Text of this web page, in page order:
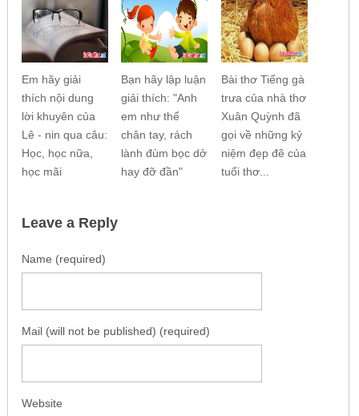
Em hãy giải
thích nội dung
lời khuyên của
Lê - nin qua câu:
Học, học nữa,
học mãi
Bạn hãy lập luận
giải thích: "Anh
em như thể
chân tay, rách
lành đùm bọc dở
hay đỡ đần"
Bài thơ Tiếng gà
trưa của nhà thơ
Xuân Quỳnh đã
gọi về những kỷ
niệm đẹp đẽ của
tuổi thơ...
Leave a Reply
Name (required)
Mail (will not be published) (required)
Website